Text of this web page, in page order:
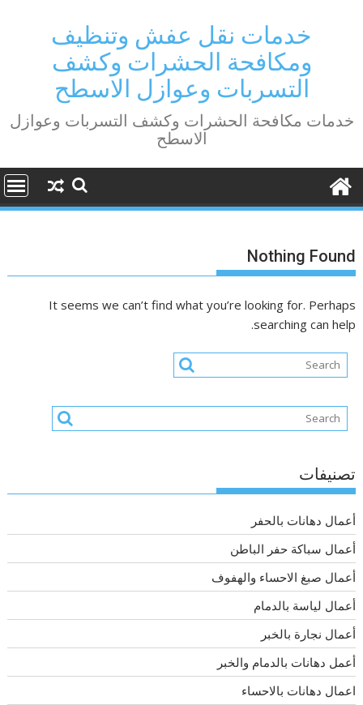
خدمات نقل عفش وتنظيف
ومكافحة الحشرات وكشف
التسربات وعوازل الاسطح
خدمات مكافحة الحشرات وكشف التسربات وعوازل
الاسطح
Nothing Found
It seems we can’t find what you’re looking for. Perhaps
searching can help.
تصنيفات
أعمال دهانات بالحفر
أعمال سباكة حفر الباطن
أعمال صبغ الاحساء والهفوف
أعمال لياسة بالدمام
أعمال نجارة بالخبر
أعمل دهانات بالدمام والخبر
اعمال دهانات بالاحساء